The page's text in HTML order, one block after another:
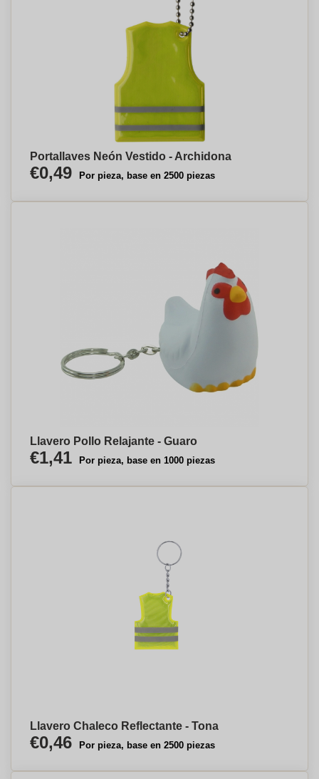
Portallaves Neón Vestido - Archidona
€0,49 Por pieza, base en 2500 piezas
Llavero Pollo Relajante - Guaro
€1,41 Por pieza, base en 1000 piezas
Llavero Chaleco Reflectante - Tona
€0,46 Por pieza, base en 2500 piezas